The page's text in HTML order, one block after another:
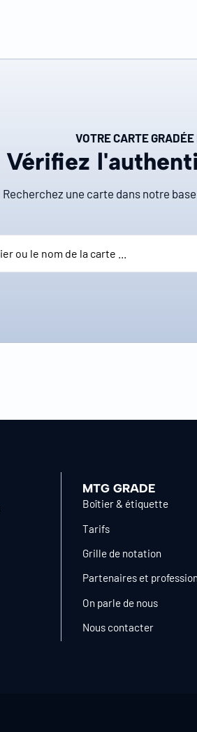
VOTRE CARTE
Vérifiez
Recherchez une carte dans notre
MTG GRADE
Boîtier & étiquette
Tarifs
Grille de notation
Partenaires et
On parle de nous
Nous contacter